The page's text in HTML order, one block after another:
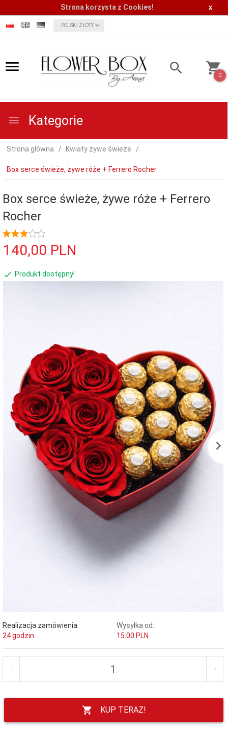
Strona korzysta z Cookies! x
currency_h
POLSKI ZŁOTY
0
Kategorie
Strona główna Kwiaty żywe świeże
Box serce świeże, żywe róże + Ferrero Rocher
Box serce świeże, żywe róże + Ferrero
Rocher
140,00 PLN
Produkt dostępny!
Realizacja zamówienia:
24 godzin
Wysyłka od:
15.00 PLN
KUP TERAZ!